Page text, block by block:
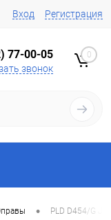
Вход Регистрация
77-00-05
звонок
0
• PLD D454/G